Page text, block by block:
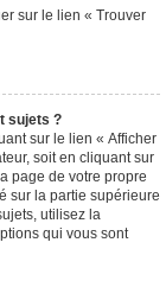
sur le lien « Trouver
sujets ?
sur le lien « Afficher
soit en cliquant sur
page de votre propre
sur la partie supérieure
utilisez la
qui vous sont